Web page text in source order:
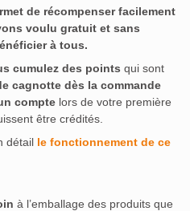
de récompenser facilement
voulu gratuit et sans
à tous.
cumulez des points qui sont
cagnotte dès la commande
compte lors de votre première
être crédités.
détail le fonctionnement de ce
à l’emballage des produits que